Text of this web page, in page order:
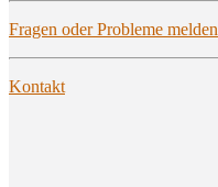
Fra­gen oder Pro­ble­me melden
Kon­takt